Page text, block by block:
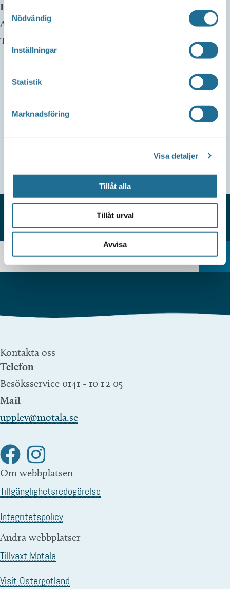
Samtyckesval
Nödvändig
Inställningar
Statistik
Marknadsföring
Visa detaljer
Tillåt alla
Tillåt urval
Avvisa
E-mail:
Arrangör:Piraterna Speedway
Telefonnummer arrangör:
HITTAR DU INTE VAD DU SÖKER?
Kontakta oss
Telefon
Besöksservice 0141 - 10 1 2 05
Mail
upplev@motala.se
Om webbplatsen
Tillgänglighetsredogörelse
Integritetspolicy
Andra webbplatser
Tillväxt Motala
Visit Östergötland